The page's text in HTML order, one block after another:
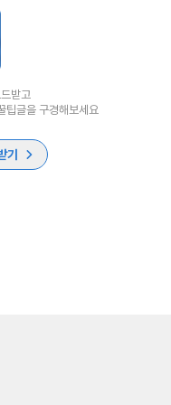
받고
팁글을 구경해보세요
기